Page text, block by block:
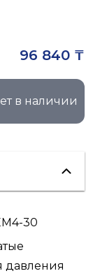
96 840 ₸
в наличии
30
давления